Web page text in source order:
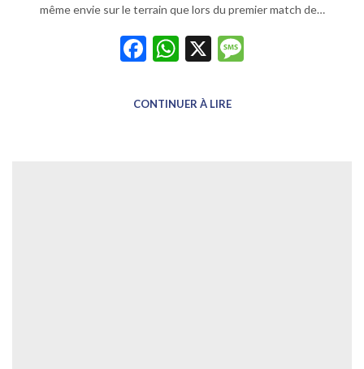
même envie sur le terrain que lors du premier match de…
Facebook
WhatsApp
X
CONTINUER À LIRE